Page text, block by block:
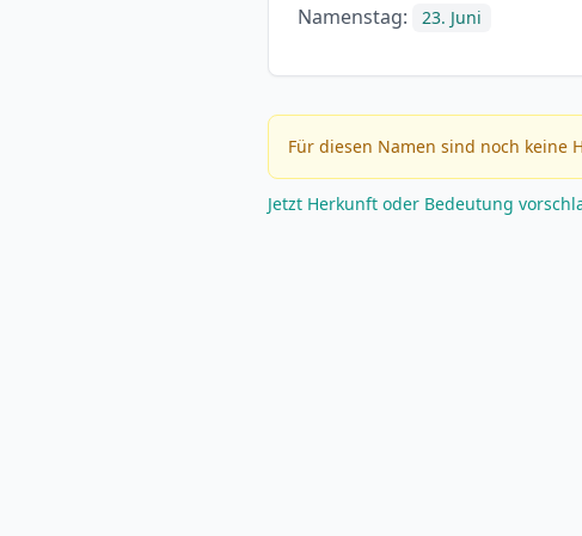
Namenstag: 23. Juni
Für diesen Namen sind noch
Jetzt Herkunft oder Bedeutung